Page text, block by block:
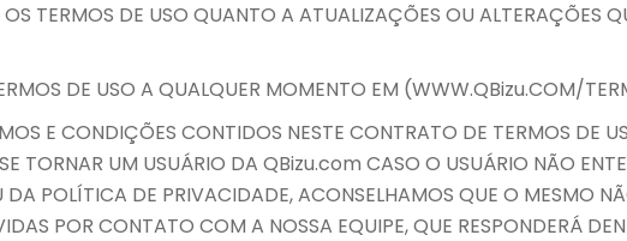
TERMOS DE USO QUANTO A ATUALIZAÇÕES OU ALTERAÇÕES
DE USO A QUALQUER MOMENTO EM (WWW.QBizu.COM/
E CONDIÇÕES CONTIDOS NESTE CONTRATO DE TERMOS DE
TORNAR UM USUÁRIO DA QBizu.com CASO O USUÁRIO NÃO
POLÍTICA DE PRIVACIDADE, ACONSELHAMOS QUE O MESMO
POR CONTATO COM A NOSSA EQUIPE, QUE RESPONDERÁ